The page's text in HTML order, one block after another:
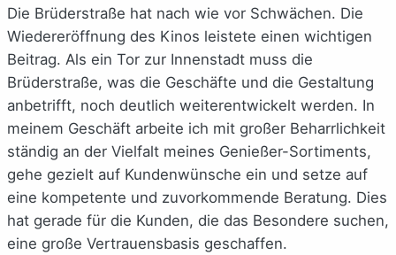
Die Brüderstraße hat nach wie vor Schwächen. Die
Wiedereröffnung des Kinos leistete einen wichtigen
Beitrag. Als ein Tor zur Innenstadt muss die
Brüderstraße, was die Geschäfte und die Gestaltung
anbetrifft, noch deutlich weiterentwickelt werden. In
meinem Geschäft arbeite ich mit großer Beharrlichkeit
ständig an der Vielfalt meines Genießer-Sortiments,
gehe gezielt auf Kundenwünsche ein und setze auf
eine kompetente und zuvorkommende Beratung. Dies
hat gerade für die Kunden, die das Besondere suchen,
eine große Vertrauensbasis geschaffen.